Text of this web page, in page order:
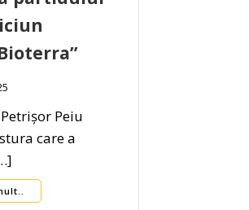
Peiu
care a